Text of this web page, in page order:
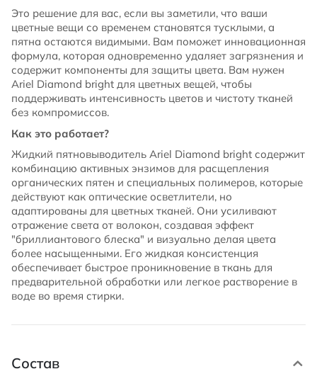
Это решение для вас, если вы заметили, что ваши
цветные вещи со временем становятся тусклыми, а
пятна остаются видимыми. Вам поможет инновационная
формула, которая одновременно удаляет загрязнения и
содержит компоненты для защиты цвета. Вам нужен
Ariel Diamond bright для цветных вещей, чтобы
поддерживать интенсивность цветов и чистоту тканей
без компромиссов.
Как это работает?
Жидкий пятновыводитель Ariel Diamond bright содержит
комбинацию активных энзимов для расщепления
органических пятен и специальных полимеров, которые
действуют как оптические осветлители, но
адаптированы для цветных тканей. Они усиливают
отражение света от волокон, создавая эффект
"бриллиантового блеска" и визуально делая цвета
более насыщенными. Его жидкая консистенция
обеспечивает быстрое проникновение в ткань для
предварительной обработки или легкое растворение в
воде во время стирки.
Состав